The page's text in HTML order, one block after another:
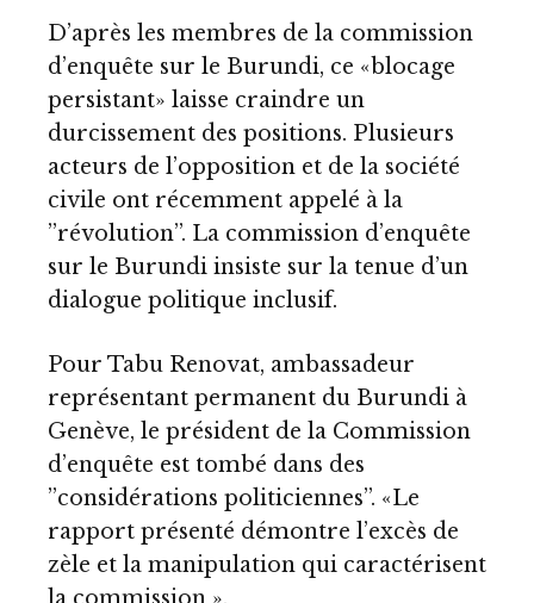
D’après les membres de la commission
d’enquête sur le Burundi, ce «blocage
persistant» laisse craindre un
durcissement des positions. Plusieurs
acteurs de l’opposition et de la société
civile ont récemment appelé à la
’’révolution’’. La commission d’enquête
sur le Burundi insiste sur la tenue d’un
dialogue politique inclusif.
Pour Tabu Renovat, ambassadeur
représentant permanent du Burundi à
Genève, le président de la Commission
d’enquête est tombé dans des
’’considérations politiciennes’’. «Le
rapport présenté démontre l’excès de
zèle et la manipulation qui caractérisent